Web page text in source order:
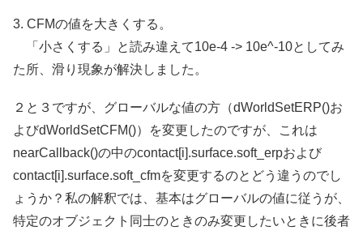
3. CFMの値を大きくする。
「小さくする」と読み違えて10e-4 -> 10e^-10としてみ
た所、滑り現象が解決しました。
２と３ですが、グローバルな値の方（dWorldSetERP()お
よびdWorldSetCFM()）を変更したのですが、これは
nearCallback()の中のcontact[i].surface.soft_erpおよび
contact[i].surface.soft_cfmを変更するのとどう違うのでし
ょうか？私の解釈では、基本はグローバルの値に従うが、
特定のオブジェクト同士のときのみ変更したいときに後者